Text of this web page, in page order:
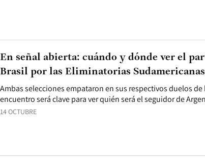
14 OCTUBRE
Ambas selecciones empataron en sus respectivos duelos
encuentro será clave para ver quién será el seguidor de
En señal abierta: cuándo y dónde ver el
Brasil por las Eliminatorias Sudamericanas